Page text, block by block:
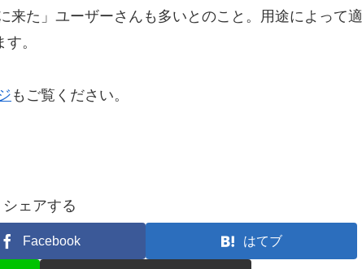
来た」ユーザーさんも多いとのこと。用途によって適
。
もご覧ください。
シェアする
Facebook はてブ